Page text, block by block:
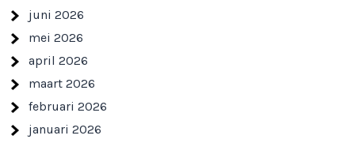
juni 2026
mei 2026
april 2026
maart 2026
februari 2026
januari 2026